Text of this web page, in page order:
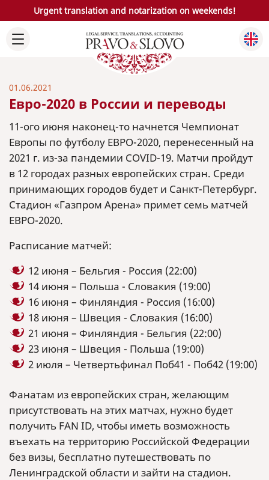
Urgent translation and notarization on weekends!
01.06.2021
Евро-2020 в России и переводы
11-ого июня наконец-то начнется Чемпионат
Европы по футболу ЕВРО-2020, перенесенный на
2021 г. из-за пандемии COVID-19. Матчи пройдут
в 12 городах разных европейских стран. Среди
принимающих городов будет и Санкт-Петербург.
Стадион «Газпром Арена» примет семь матчей
ЕВРО-2020.
Расписание матчей:
12 июня – Бельгия - Россия (22:00)
14 июня – Польша - Словакия (19:00)
16 июня – Финляндия - Россия (16:00)
18 июня – Швеция - Словакия (16:00)
21 июня – Финляндия - Бельгия (22:00)
23 июня – Швеция - Польша (19:00)
2 июля – Четвертьфинал Поб41 - Поб42 (19:00)
Фанатам из европейских стран, желающим
присутствовать на этих матчах, нужно будет
получить FAN ID, чтобы иметь возможность
въехать на территорию Российской Федерации
без визы, бесплатно путешествовать по
Ленинградской области и зайти на стадион.